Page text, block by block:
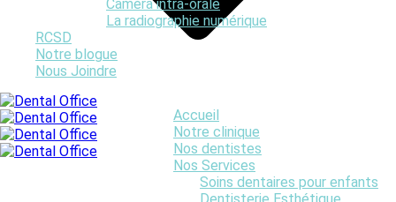
Accueil
Notre clinique
Nos dentistes
Nos Services
Soins dentaires pour enfants
Caméra intra-orale
La radiographie numérique
RCSD
Notre blogue
Nous Joindre